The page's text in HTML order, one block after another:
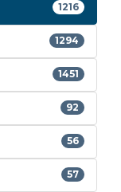
1216
1294
1451
92
56
57